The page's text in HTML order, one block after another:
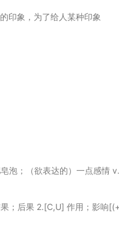
印象，为了给人某种印象
泡；（欲表达的）一点感情
；后果 2.[C,U] 作用；影响